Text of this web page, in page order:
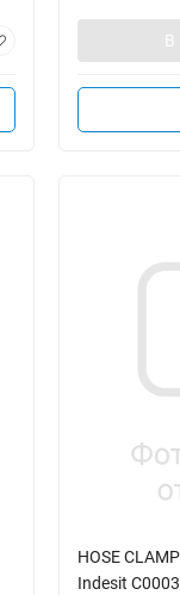
В
HOSE
Indesit